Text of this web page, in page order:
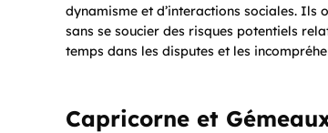
dynamisme et d’interactions sociales. Ils
sans se soucier des risques potentiels
temps dans les disputes et les
Capricorne et